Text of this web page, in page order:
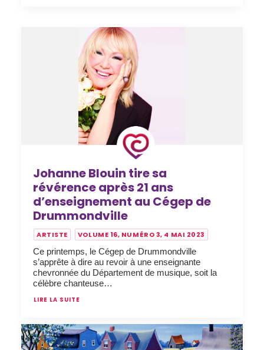
Johanne Blouin tire sa
révérence après 21 ans
d’enseignement au Cégep de
Drummondville
ARTISTE VOLUME 16, NUMÉRO 3, 4 MAI 2023
Ce printemps, le Cégep de Drummondville
s’apprête à dire au revoir à une enseignante
chevronnée du Département de musique, soit la
célèbre chanteuse…
LIRE LA SUITE